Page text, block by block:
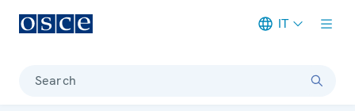
IT
Search